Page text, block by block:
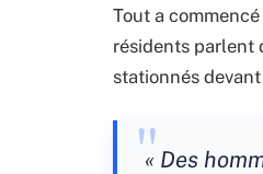
Tout a
résidents parlent
stationnés devant
« Des